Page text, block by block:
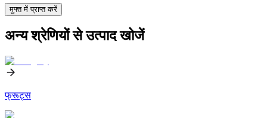
मुफ्त में प्राप्त करें
अन्य श्रेणियों से उत्पाद खोजें
फ्रूट्स